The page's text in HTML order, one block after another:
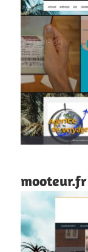
mooteur.fr